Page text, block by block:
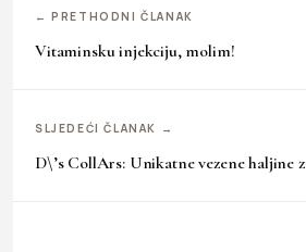
← PRETHODNI ČLANAK
Vitaminsku injekciju, molim!
SLJEDEĆI ČLANAK →
D\’s CollArs: Unikatne vezene haljine